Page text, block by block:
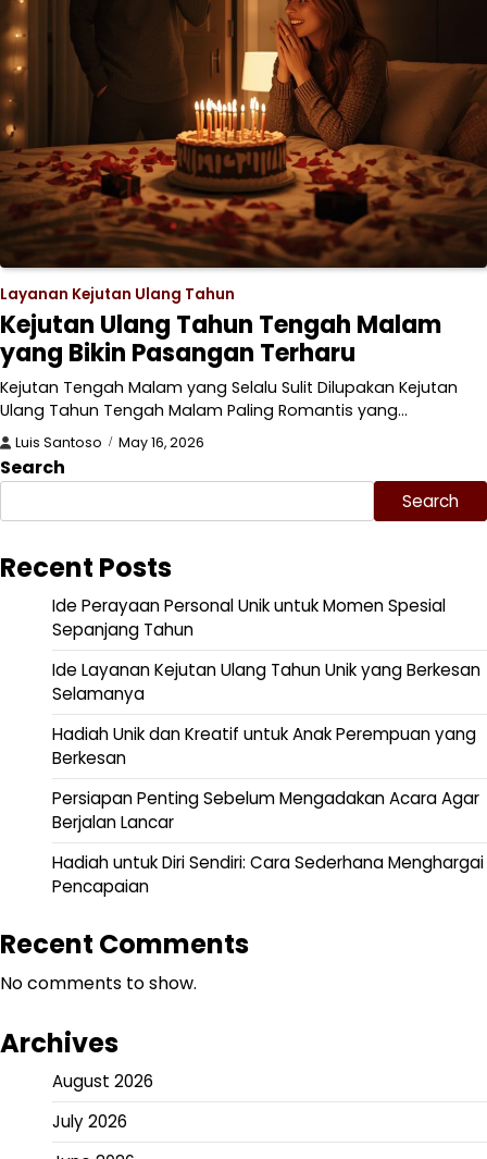
Layanan Kejutan Ulang Tahun
Kejutan Ulang Tahun Tengah Malam
yang Bikin Pasangan Terharu
Kejutan Tengah Malam yang Selalu Sulit Dilupakan Kejutan
Ulang Tahun Tengah Malam Paling Romantis yang…
Luis Santoso May 16, 2026
Search
Search
Recent Posts
Ide Perayaan Personal Unik untuk Momen Spesial
Sepanjang Tahun
Ide Layanan Kejutan Ulang Tahun Unik yang Berkesan
Selamanya
Hadiah Unik dan Kreatif untuk Anak Perempuan yang
Berkesan
Persiapan Penting Sebelum Mengadakan Acara Agar
Berjalan Lancar
Hadiah untuk Diri Sendiri: Cara Sederhana Menghargai
Pencapaian
Recent Comments
No comments to show.
Archives
August 2026
July 2026